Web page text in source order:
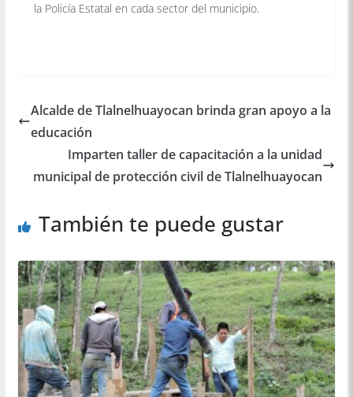
la Policía Estatal en cada sector del municipio.
Alcalde de Tlalnelhuayocan brinda gran apoyo a la
educación
Imparten taller de capacitación a la unidad
municipal de protección civil de Tlalnelhuayocan
También te puede gustar